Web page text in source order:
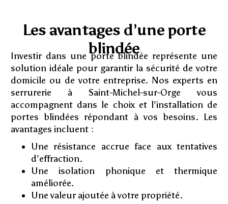
Les avantages d’une porte
blindée
Investir dans une porte blindée représente une
solution idéale pour garantir la sécurité de votre
domicile ou de votre entreprise. Nos experts en
serrurerie à Saint-Michel-sur-Orge vous
accompagnent dans le choix et l’installation de
portes blindées répondant à vos besoins. Les
avantages incluent :
Une résistance accrue face aux tentatives
d’effraction.
Une isolation phonique et thermique
améliorée.
Une valeur ajoutée à votre propriété.